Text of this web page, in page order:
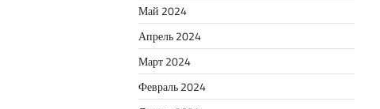
Май 2024
Апрель 2024
Март 2024
Февраль 2024